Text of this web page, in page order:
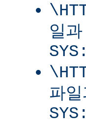
일
파